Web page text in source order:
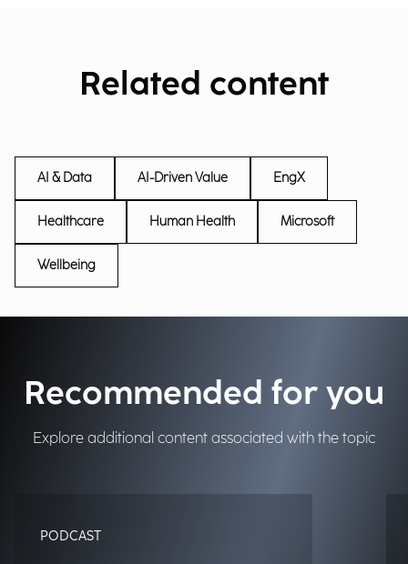
Related content
AI & Data AI-Driven Value EngX
Healthcare Human Health Microsoft
Wellbeing
Recommended for you
Explore additional content associated with the topic
PODCAST